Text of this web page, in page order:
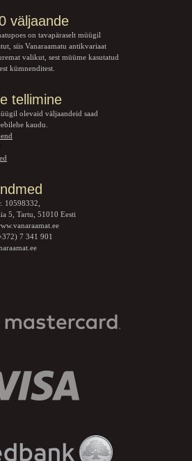
väljaande
on tavapäraselt müügil
siis Vanaraamatu antikvariaat
valikut, sest müüme kasutatud
kümnenditest.
tellimine
olevaid väljaandeid saad
kaudu.
10598332,
5, Tartu, 51010 Eesti
7 341 901